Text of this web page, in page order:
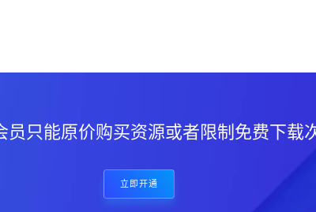
只能原价购买资源或者限制免费下载
立即开通